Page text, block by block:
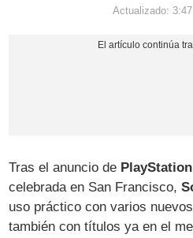
Actualizado:
Tras el anuncio de
celebrada en San Francisco,
uso práctico con varios
también con títulos ya en el